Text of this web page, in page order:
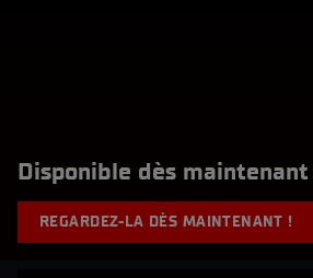
Disponible dès
REGARDEZ-LA DÈS MAINTENANT !